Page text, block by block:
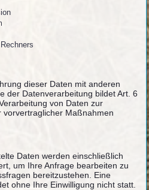
dieser Daten mit anderen
der Datenverarbeitung bildet Art. 6
von Daten zur
vorvertraglicher Maßnahmen
Daten werden einschließlich
um Ihre Anfrage bearbeiten zu
bereitzustehen. Eine
ohne Ihre Einwilligung nicht statt.